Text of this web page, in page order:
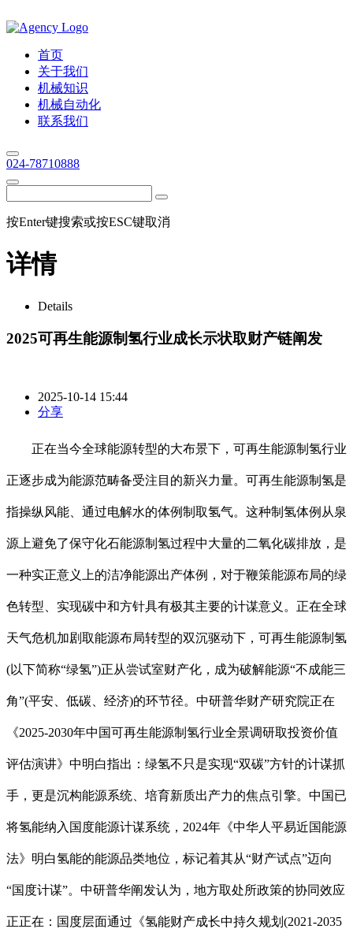
首页
关于我们
机械知识
机械自动化
联系我们
024-78710888
按Enter键搜索或按ESC键取消
详情
Details
2025可再生能源制氢行业成长示状取财产链阐发
2025-10-14 15:44
分享
正在当今全球能源转型的大布景下，可再生能源制氢行业
正逐步成为能源范畴备受注目的新兴力量。可再生能源制氢是
指操纵风能、通过电解水的体例制取氢气。这种制氢体例从泉
源上避免了保守化石能源制氢过程中大量的二氧化碳排放，是
一种实正意义上的洁净能源出产体例，对于鞭策能源布局的绿
色转型、实现碳中和方针具有极其主要的计谋意义。正在全球
天气危机加剧取能源布局转型的双沉驱动下，可再生能源制氢
(以下简称“绿氢”)正从尝试室财产化，成为破解能源“不成能三
角”(平安、低碳、经济)的环节径。中研普华财产研究院正在
《2025-2030年中国可再生能源制氢行业全景调研取投资价值
评估演讲》中明白指出：绿氢不只是实现“双碳”方针的计谋抓
手，更是沉构能源系统、培育新质出产力的焦点引擎。中国已
将氢能纳入国度能源计谋系统，2024年《中华人平易近国能源
法》明白氢能的能源品类地位，标记着其从“财产试点”迈向
“国度计谋”。中研普华阐发认为，地方取处所政策的协同效应
正正在：国度层面通过《氢能财产成长中持久规划(2021-2035